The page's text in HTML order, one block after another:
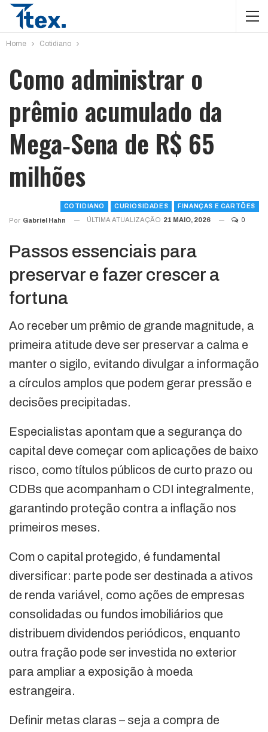
Home Cotidiano
Como administrar o
prêmio acumulado da
Mega‑Sena de R$ 65
milhões
COTIDIANO CURIOSIDADES FINANÇAS E CARTÕES
Por Gabriel Hahn ÚLTIMA ATUALIZAÇÃO 21 MAIO, 2026 0
Passos essenciais para
preservar e fazer crescer a
fortuna
Ao receber um prêmio de grande magnitude, a
primeira atitude deve ser preservar a calma e
manter o sigilo, evitando divulgar a informação
a círculos amplos que podem gerar pressão e
decisões precipitadas.
Especialistas apontam que a segurança do
capital deve começar com aplicações de baixo
risco, como títulos públicos de curto prazo ou
CDBs que acompanham o CDI integralmente,
garantindo proteção contra a inflação nos
primeiros meses.
Com o capital protegido, é fundamental
diversificar: parte pode ser destinada a ativos
de renda variável, como ações de empresas
consolidadas ou fundos imobiliários que
distribuem dividendos periódicos, enquanto
outra fração pode ser investida no exterior
para ampliar a exposição à moeda
estrangeira.
Definir metas claras – seja a compra de